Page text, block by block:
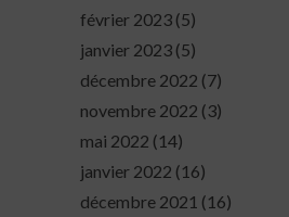
février 2023 (5)
janvier 2023 (5)
décembre 2022 (7)
novembre 2022 (3)
mai 2022 (14)
janvier 2022 (16)
décembre 2021 (16)